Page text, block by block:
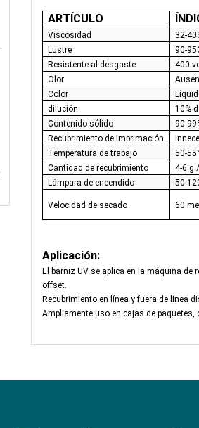
ARTÍCULO
Viscosidad 32-
Lustre
90-95
Resistente al desgaste
400
Olor
Color
dilución
10%
Contenido sólido
90-99
Recubrimiento de imprimación
Temperatura de trabajo
50-55
Cantidad de recubrimiento
4-6 g
Lámpara de encendido
50-
Velocidad de secado 60
Aplicación:
El barniz UV se aplica en la máquina de
offset.
Recubrimiento en línea y fuera de línea
Ampliamente uso en cajas de